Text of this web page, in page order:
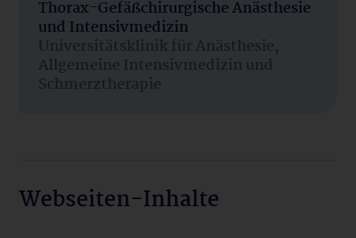
Thorax-Gefäßchirurgische Anästhesie
und Intensivmedizin
Universitätsklinik für Anästhesie,
Allgemeine Intensivmedizin und
Schmerztherapie
Webseiten-Inhalte